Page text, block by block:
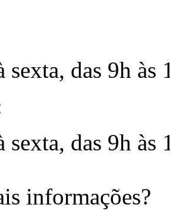
sexta, das 9h
sexta, das 9h
informações?